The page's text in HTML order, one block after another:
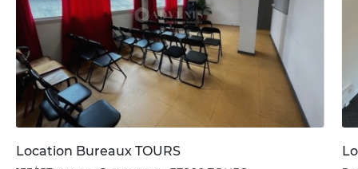
Location Bureaux TOURS